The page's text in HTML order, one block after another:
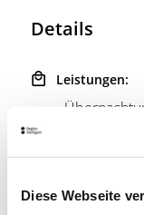
Diese Webseite
Details
Leistungen:
-
gewähltem
DAS